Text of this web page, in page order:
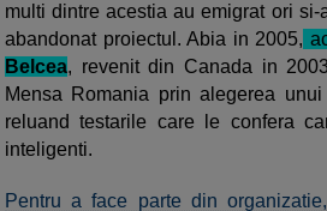
multi dintre acestia au emigrat ori
abandonat proiectul. Abia in 2005,
Belcea, revenit din Canada in
Mensa Romania prin alegerea
reluand testarile care le confera
inteligenti.
Pentru a face parte din